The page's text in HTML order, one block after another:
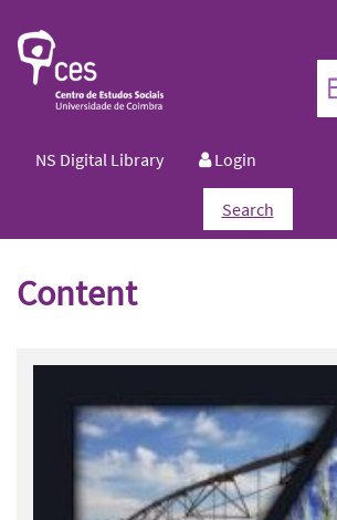
NS Digital Library Login
Search
Content